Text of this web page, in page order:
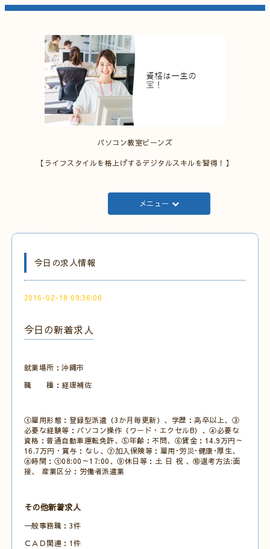
パソコン教室ビーンズ
【ライフスタイルを格上げするデジタルスキルを習得！】
メニュー
今日の求人情報
2016-02-18 09:36:00
今日の新着求人
就業場所：沖縄市
職 種：経理補佐
①雇用形態：登録型派遣（3か月毎更新）、学歴：高卒以上、③
必要な経験等：パソコン操作（ワード・エクセルB）、④必要な
資格：普通自動車運転免許、⑤年齢：不問、⑥賃金：14.9万円～
16.7万円・賞与：なし、⑦加入保険等：雇用･労災･健康･厚生、
⑧時間：①08:00～17:00、⑨休日等：土 日 祝 、⑩選考方法:面
接、 産業区分：労働者派遣業
その他新着求人
一般事務職：3件
ＣＡＤ関連：1件